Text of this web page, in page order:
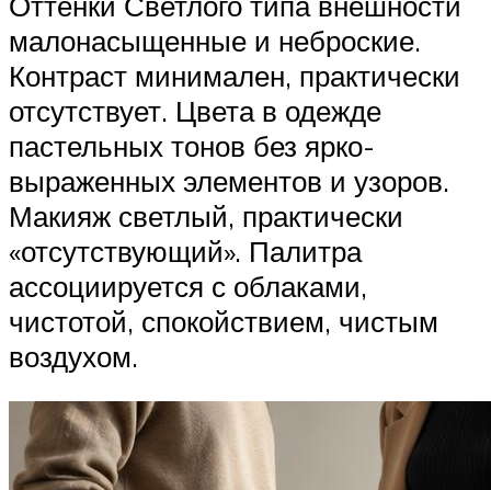
малонасыщенные и неброские.
Контраст минимален, практически
отсутствует. Цвета в одежде
пастельных тонов без ярко-
выраженных элементов и узоров.
Макияж светлый, практически
«отсутствующий». Палитра
ассоциируется с облаками,
чистотой, спокойствием, чистым
воздухом.